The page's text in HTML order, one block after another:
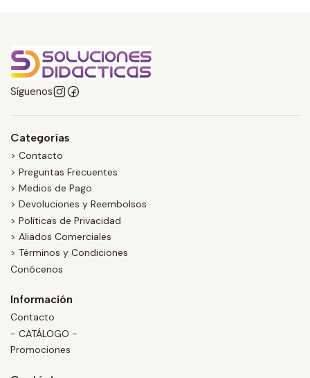
Síguenos
Categorías
> Contacto
> Preguntas Frecuentes
> Medios de Pago
> Devoluciones y Reembolsos
> Políticas de Privacidad
> Aliados Comerciales
> Términos y Condiciones
Conócenos
Información
Contacto
- CATÁLOGO -
Promociones